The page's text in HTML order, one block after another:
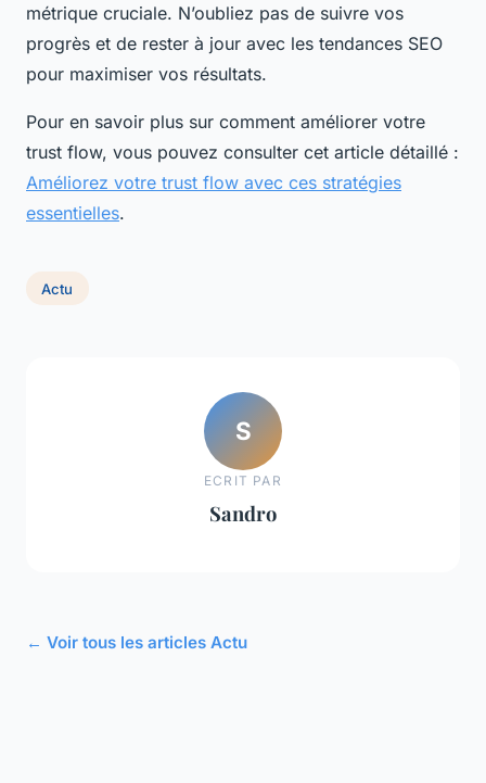
métrique cruciale. N’oubliez pas de suivre vos
progrès et de rester à jour avec les tendances SEO
pour maximiser vos résultats.
Pour en savoir plus sur comment améliorer votre
trust flow, vous pouvez consulter cet article détaillé :
Améliorez votre trust flow avec ces stratégies
essentielles.
Actu
S
ECRIT PAR
Sandro
← Voir tous les articles Actu